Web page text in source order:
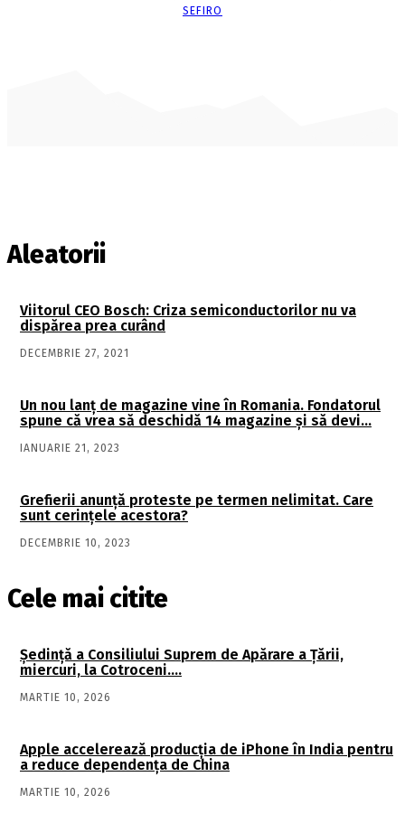
SEFIRO
Aleatorii
Viitorul CEO Bosch: Criza semiconductorilor nu va
dispărea prea curând
DECEMBRIE 27, 2021
Un nou lanţ de magazine vine în Romania. Fondatorul
spune că vrea să deschidă 14 magazine şi să devi…
IANUARIE 21, 2023
Grefierii anunţă proteste pe termen nelimitat. Care
sunt cerințele acestora?
DECEMBRIE 10, 2023
Cele mai citite
Şedinţă a Consiliului Suprem de Apărare a Ţării,
miercuri, la Cotroceni….
MARTIE 10, 2026
Apple accelerează producția de iPhone în India pentru
a reduce dependența de China
MARTIE 10, 2026